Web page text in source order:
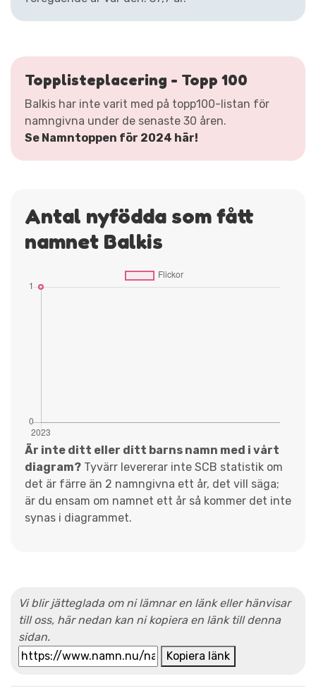
Topplisteplacering - Topp 100
Balkis har inte varit med på topp100-listan för
namngivna under de senaste 30 åren.
Se Namntoppen för 2024 här!
Antal nyfödda som fått
namnet Balkis
Är inte ditt eller ditt barns namn med i vårt
diagram? Tyvärr levererar inte SCB statistik om
det är färre än 2 namngivna ett år, det vill säga;
är du ensam om namnet ett år så kommer det inte
synas i diagrammet.
Vi blir jätteglada om ni lämnar en länk eller hänvisar
till oss, här nedan kan ni kopiera en länk till denna
sidan.
Kopiera länk